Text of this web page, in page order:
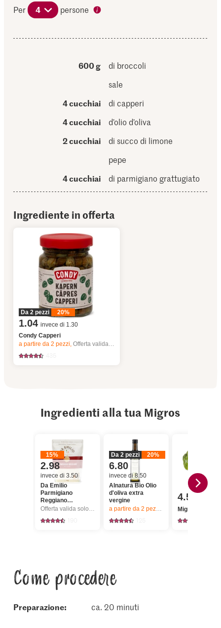
Per 4 persone
600 g
di broccoli
sale
4 cucchiai
di capperi
4 cucchiai
d’olio d’oliva
2 cucchiai
di succo di limone
pepe
4 cucchiai
di parmigiano grattugiato
Ingrediente in offerta
Da 2 pezzi 20%
1.04 invece di 1.30
Condy Capperi
a partire da 2pezzi,Offerta valida solo dal 6.8 al 12.8.2026, fino a esaurimento dello stock.
Ingredienti alla tua Migros
15%
2.98
invece di 3.50
Da Emilio
Parmigiano
Reggiano
Formaggio
Offerta valida solo dal 6.8 al 12.8.2026, fino a esaurimento dello stock.
Da 2 pezzi 20%
6.80
invece di 8.50
Alnatura Bio Olio
d'oliva extra
vergine
a partire da 2 pezzi, Offerta valida solo
4.50
Migros
Come procedere
Preparazione: ca. 20 minuti